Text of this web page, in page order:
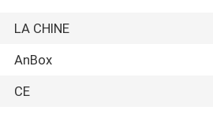
LA CHINE
AnBox
CE